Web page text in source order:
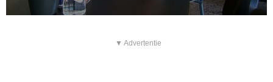
▼ Advertentie